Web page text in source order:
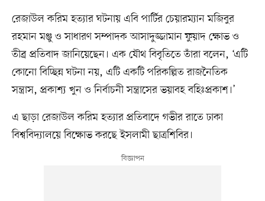
রেজাউল করিম হত্যার ঘটনায় এবি পার্টির চেয়ারম্যান মজিবুর
রহমান মঞ্জু ও সাধারণ সম্পাদক আসাদুজ্জামান ফুয়াদ ক্ষোভ ও
তীব্র প্রতিবাদ জানিয়েছেন। এক যৌথ বিবৃতিতে তাঁরা বলেন, ‘এটি
কোনো বিচ্ছিন্ন ঘটনা নয়, এটি একটি পরিকল্পিত রাজনৈতিক
সন্ত্রাস, প্রকাশ্য খুন ও নির্বাচনী সন্ত্রাসের ভয়াবহ বহিঃপ্রকাশ।’
এ ছাড়া রেজাউল করিম হত্যার প্রতিবাদে গভীর রাতে ঢাকা
বিশ্ববিদ্যালয়ে বিক্ষোভ করছে ইসলামী ছাত্রশিবির।